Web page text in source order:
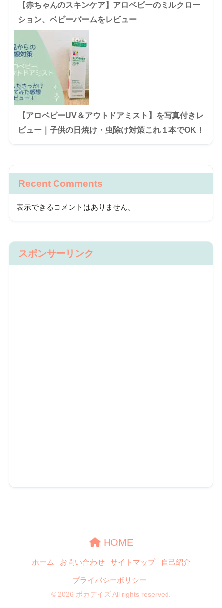
【赤ちゃんのスキンケア】アロベビーのミルクロー
ション、ベビーバームをレビュー
【アロベビーUV＆アウトドアミスト】を写真付きレ
ビュー｜子供の日焼け・虫除け対策これ１本でOK！
Recent Comments
表示できるコメントはありません。
スポンサーリンク
HOME
ホーム お問い合わせ サイトマップ 自己紹介
プライバシーポリシー
© 2026 ポカデイズ All rights reserved.